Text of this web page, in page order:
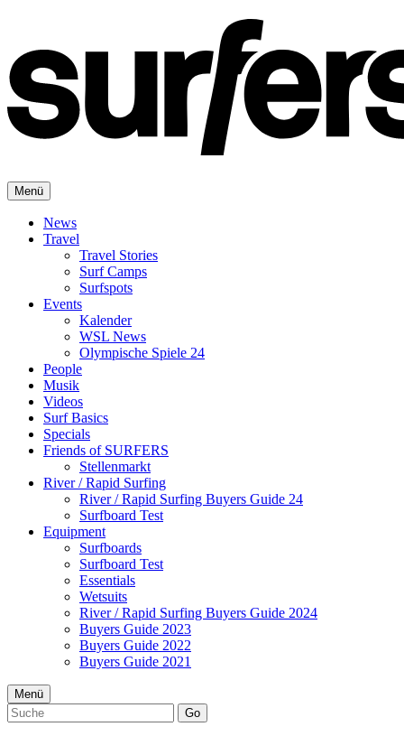
Menü
News
Travel
Travel Stories
Surf Camps
Surfspots
Events
Kalender
WSL News
Olympische Spiele 24
People
Musik
Videos
Surf Basics
Specials
Friends of SURFERS
Stellenmarkt
River / Rapid Surfing
River / Rapid Surfing Buyers Guide 24
Surfboard Test
Equipment
Surfboards
Surfboard Test
Essentials
Wetsuits
River / Rapid Surfing Buyers Guide 2024
Buyers Guide 2023
Buyers Guide 2022
Buyers Guide 2021
Menü
Go